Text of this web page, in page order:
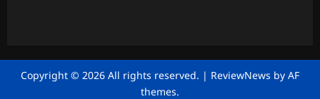
Copyright © 2026 All rights reserved. | ReviewNews by AF
themes.